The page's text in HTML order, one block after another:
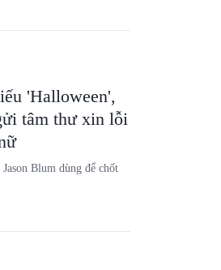
'Halloween',
tâm thư xin lỗi
Blum dùng để chốt